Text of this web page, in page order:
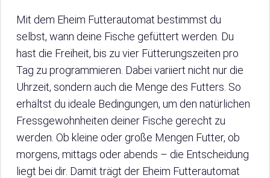
Mit dem Eheim Futterautomat bestimmst du
selbst, wann deine Fische gefüttert werden. Du
hast die Freiheit, bis zu vier Fütterungszeiten pro
Tag zu programmieren. Dabei variiert nicht nur die
Uhrzeit, sondern auch die Menge des Futters. So
erhältst du ideale Bedingungen, um den natürlichen
Fressgewohnheiten deiner Fische gerecht zu
werden. Ob kleine oder große Mengen Futter, ob
morgens, mittags oder abends – die Entscheidung
liegt bei dir. Damit trägt der Eheim Futterautomat